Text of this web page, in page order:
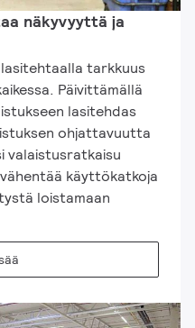
näkyvyyttä ja
tarkkuus
Päivittämällä
lasitehdas
ohjattavuutta
valaistusratkaisu
käyttökatkoja
loistamaan